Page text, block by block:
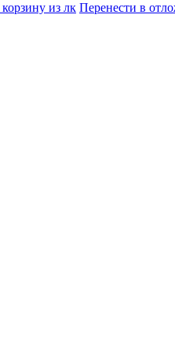
из лк Перенести в